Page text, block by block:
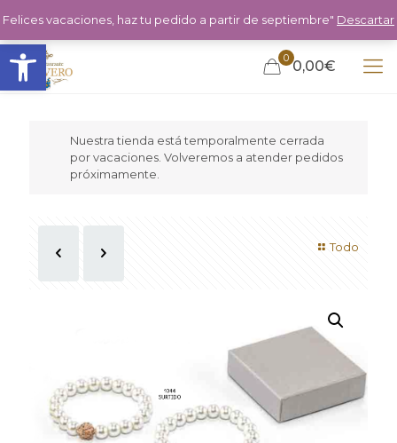
Abrir barra de herramientas 0 0,00€
Nuestra tienda está temporalmente cerrada
por vacaciones. Volveremos a atender pedidos
próximamente.
Todo
Felices vacaciones, haz tu pedido a partir de septiembre" Descartar